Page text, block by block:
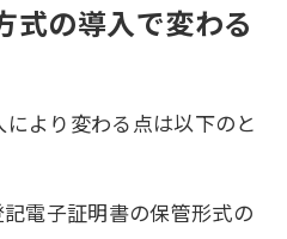
式の導入で変わる
より変わる点は以下のと
電子証明書の保管形式の